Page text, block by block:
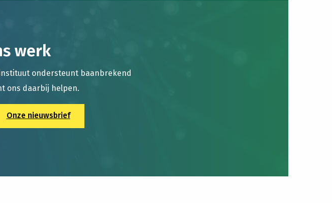
werk
ondersteunt baanbrekend
ons daarbij helpen.
Onze nieuwsbrief